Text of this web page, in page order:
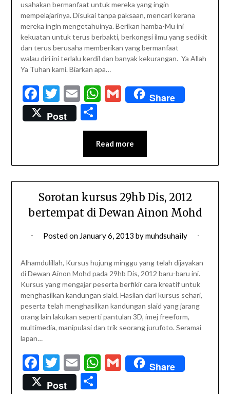
usahakan bermanfaat untuk mereka yang ingin
mempelajarinya. Disukai tanpa paksaan, mencari kerana
mereka ingin mengetahuinya. Berikan hamba-Mu ini
kekuatan untuk terus berbakti, berkongsi ilmu yang sedikit
dan terus berusaha memberikan yang bermanfaat
walau diri ini terlalu kerdil dan banyak kekurangan. Ya Allah
Ya Tuhan kami. Biarkan apa…
Facebook
Twitter
EmailWhatsApp
GmailShare
Post
Share
Read more
Sorotan kursus 29hb Dis, 2012
bertempat di Dewan Ainon Mohd
Posted on January 6, 2013 bymuhdsuhaily
Alhamdulillah, Kursus hujung minggu yang telah dijayakan
di Dewan Ainon Mohd pada 29hb Dis, 2012 baru-baru ini.
Kursus yang mengajar peserta berfikir cara kreatif untuk
menghasilkan kandungan slaid. Hasilan dari kursus sehari,
peserta telah menghasilkan kandungan slaid yang jarang
orang lain lakukan seperti pantulan 3D, imej freeform,
multimedia, manipulasi dan trik seorang jurufoto. Seramai
lapan…
Facebook
Twitter
EmailWhatsApp
GmailShare
Post
Share